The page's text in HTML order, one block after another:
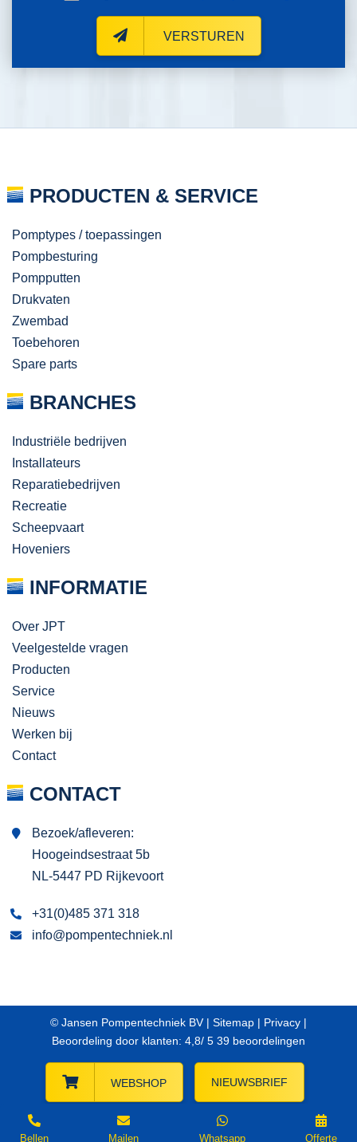
VERSTUREN
PRODUCTEN & SERVICE
Pomptypes / toepassingen
Pompbesturing
Pompputten
Drukvaten
Zwembad
Toebehoren
Spare parts
BRANCHES
Industriële bedrijven
Installateurs
Reparatiebedrijven
Recreatie
Scheepvaart
Hoveniers
INFORMATIE
Over JPT
Veelgestelde vragen
Producten
Service
Nieuws
Werken bij
Contact
CONTACT
Bezoek/afleveren:
Hoogeindsestraat 5b
NL-5447 PD Rijkevoort
+31(0)485 371 318
info@pompentechniek.nl
© Jansen Pompentechniek BV | Sitemap | Privacy |
Beoordeling door klanten: 4,8/ 5 39 beoordelingen
WEBSHOP NIEUWSBRIEF
Bellen Mailen Whatsapp Offerte